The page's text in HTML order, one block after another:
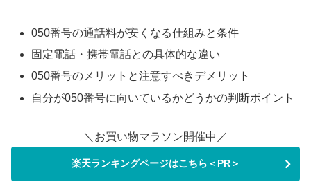
050番号の通話料が安くなる仕組みと条件
固定電話・携帯電話との具体的な違い
050番号のメリットと注意すべきデメリット
自分が050番号に向いているかどうかの判断ポイント
＼お買い物マラソン開催中／
楽天ランキングページはこちら＜PR＞